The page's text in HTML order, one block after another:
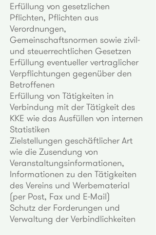
Erfüllung von gesetzlichen
Pflichten, Pflichten aus
Verordnungen,
Gemeinschaftsnormen sowie zivil-
und steuerrechtlichen Gesetzen
Erfüllung eventueller vertraglicher
Verpflichtungen gegenüber den
Betroffenen
Erfüllung von Tätigkeiten in
Verbindung mit der Tätigkeit des
KKE wie das Ausfüllen von internen
Statistiken
Zielstellungen geschäftlicher Art
wie die Zusendung von
Veranstaltungsinformationen,
Informationen zu den Tätigkeiten
des Vereins und Werbematerial
(per Post, Fax und E-Mail)
Schutz der Forderungen und
Verwaltung der Verbindlichkeiten